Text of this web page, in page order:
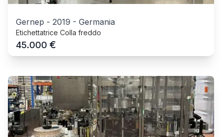
Gernep - 2019 - Germania
Etichettatrice Colla freddo
45.000 €